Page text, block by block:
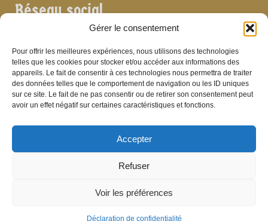
Gérer le consentement
Pour offrir les meilleures expériences, nous utilisons des technologies
telles que les cookies pour stocker et/ou accéder aux informations des
appareils. Le fait de consentir à ces technologies nous permettra de traiter
des données telles que le comportement de navigation ou les ID uniques
sur ce site. Le fait de ne pas consentir ou de retirer son consentement peut
avoir un effet négatif sur certaines caractéristiques et fonctions.
Accepter
Refuser
Voir les préférences
Déclaration de confidentialité
Réseau social
Archives
Archives
Bibliographie
© Brasserie de Dinant (anciens établissements Laurent et Stévenart) 2006-2026 -